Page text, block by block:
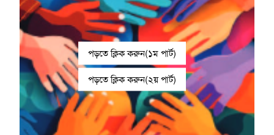
পড়তে ক্লিক করুন(১ম পার্ট)
পড়তে ক্লিক করুন(২য় পার্ট)